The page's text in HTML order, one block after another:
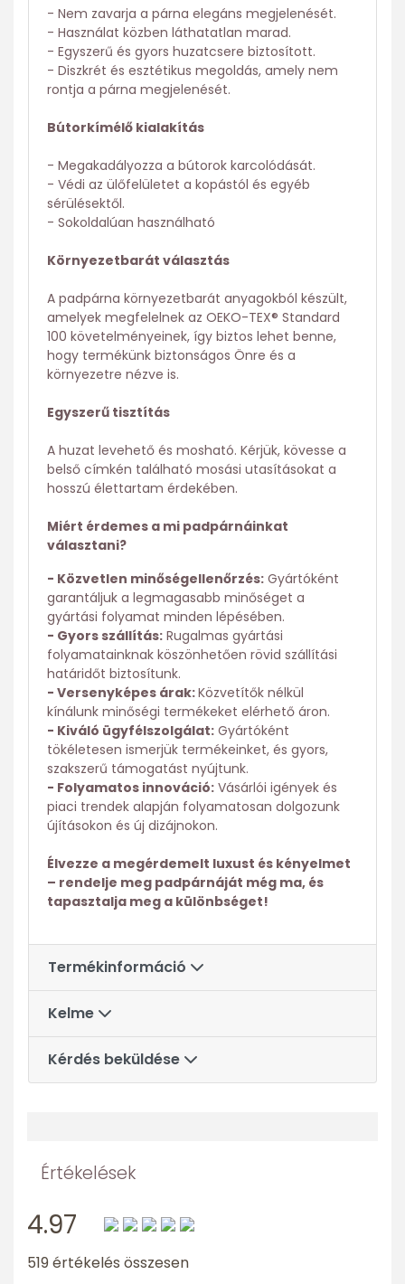
- Nem zavarja a párna elegáns megjelenését.
- Használat közben láthatatlan marad.
- Egyszerű és gyors huzatcsere biztosított.
- Diszkrét és esztétikus megoldás, amely nem
rontja a párna megjelenését.
Bútorkímélő kialakítás
- Megakadályozza a bútorok karcolódását.
- Védi az ülőfelületet a kopástól és egyéb
sérülésektől.
- Sokoldalúan használható
Környezetbarát választás
A padpárna környezetbarát anyagokból készült,
amelyek megfelelnek az OEKO-TEX® Standard
100 követelményeinek, így biztos lehet benne,
hogy termékünk biztonságos Önre és a
környezetre nézve is.
Egyszerű tisztítás
A huzat levehető és mosható. Kérjük, kövesse a
belső címkén található mosási utasításokat a
hosszú élettartam érdekében.
Miért érdemes a mi padpárnáinkat
választani?
- Közvetlen minőségellenőrzés: Gyártóként
garantáljuk a legmagasabb minőséget a
gyártási folyamat minden lépésében.
- Gyors szállítás: Rugalmas gyártási
folyamatainknak köszönhetően rövid szállítási
határidőt biztosítunk.
- Versenyképes árak:Közvetítők nélkül
kínálunk minőségi termékeket elérhető áron.
- Kiváló ügyfélszolgálat: Gyártóként
tökéletesen ismerjük termékeinket, és gyors,
szakszerű támogatást nyújtunk.
- Folyamatos innováció: Vásárlói igények és
piaci trendek alapján folyamatosan dolgozunk
újításokon és új dizájnokon.
Élvezze a megérdemelt luxust és kényelmet
– rendelje meg padpárnáját még ma, és
tapasztalja meg a különbséget!
Termékinformáció
Kelme
Kérdés beküldése
Értékelések
4.97
519 értékelés összesen